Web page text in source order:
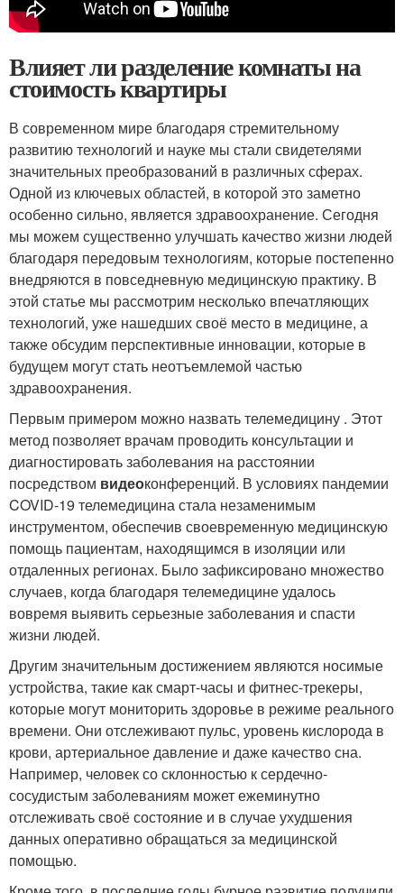
Влияет ли разделение комнаты на
стоимость квартиры
В современном мире благодаря стремительному
развитию технологий и науке мы стали свидетелями
значительных преобразований в различных сферах.
Одной из ключевых областей, в которой это заметно
особенно сильно, является здравоохранение. Сегодня
мы можем существенно улучшать качество жизни людей
благодаря передовым технологиям, которые постепенно
внедряются в повседневную медицинскую практику. В
этой статье мы рассмотрим несколько впечатляющих
технологий, уже нашедших своё место в медицине, а
также обсудим перспективные инновации, которые в
будущем могут стать неотъемлемой частью
здравоохранения.
Первым примером можно назвать телемедицину . Этот
метод позволяет врачам проводить консультации и
диагностировать заболевания на расстоянии
посредством видеоконференций. В условиях пандемии
COVID-19 телемедицина стала незаменимым
инструментом, обеспечив своевременную медицинскую
помощь пациентам, находящимся в изоляции или
отдаленных регионах. Было зафиксировано множество
случаев, когда благодаря телемедицине удалось
вовремя выявить серьезные заболевания и спасти
жизни людей.
Другим значительным достижением являются носимые
устройства, такие как смарт-часы и фитнес-трекеры,
которые могут мониторить здоровье в режиме реального
времени. Они отслеживают пульс, уровень кислорода в
крови, артериальное давление и даже качество сна.
Например, человек со склонностью к сердечно-
сосудистым заболеваниям может ежеминутно
отслеживать своё состояние и в случае ухудшения
данных оперативно обращаться за медицинской
помощью.